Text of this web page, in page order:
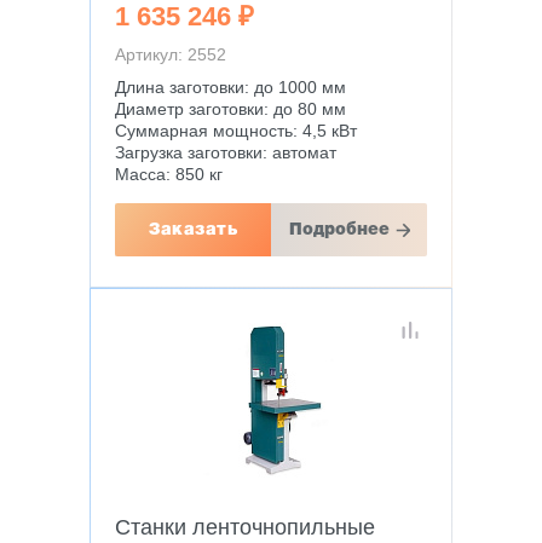
1 635 246 ₽
Артикул: 2552
Длина заготовки: до 1000 мм
Диаметр заготовки: до 80 мм
Суммарная мощность: 4,5 кВт
Загрузка заготовки: автомат
Масса: 850 кг
Заказать Подробнее
Станки ленточнопильные